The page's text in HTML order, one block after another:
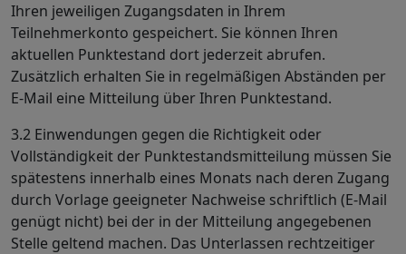
Ihren jeweiligen Zugangsdaten in Ihrem
Teilnehmerkonto gespeichert. Sie können Ihren
aktuellen Punktestand dort jederzeit abrufen.
Zusätzlich erhalten Sie in regelmäßigen Abständen per
E-Mail eine Mitteilung über Ihren Punktestand.
3.2 Einwendungen gegen die Richtigkeit oder
Vollständigkeit der Punktestandsmitteilung müssen Sie
spätestens innerhalb eines Monats nach deren Zugang
durch Vorlage geeigneter Nachweise schriftlich (E-Mail
genügt nicht) bei der in der Mitteilung angegebenen
Stelle geltend machen. Das Unterlassen rechtzeitiger